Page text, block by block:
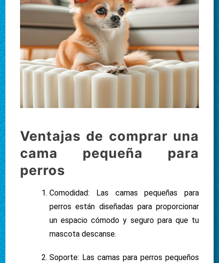
Ventajas de comprar una
cama pequeña para
perros
Comodidad: Las camas pequeñas para
perros están diseñadas para proporcionar
un espacio cómodo y seguro para que tu
mascota descanse.
Soporte: Las camas para perros pequeños